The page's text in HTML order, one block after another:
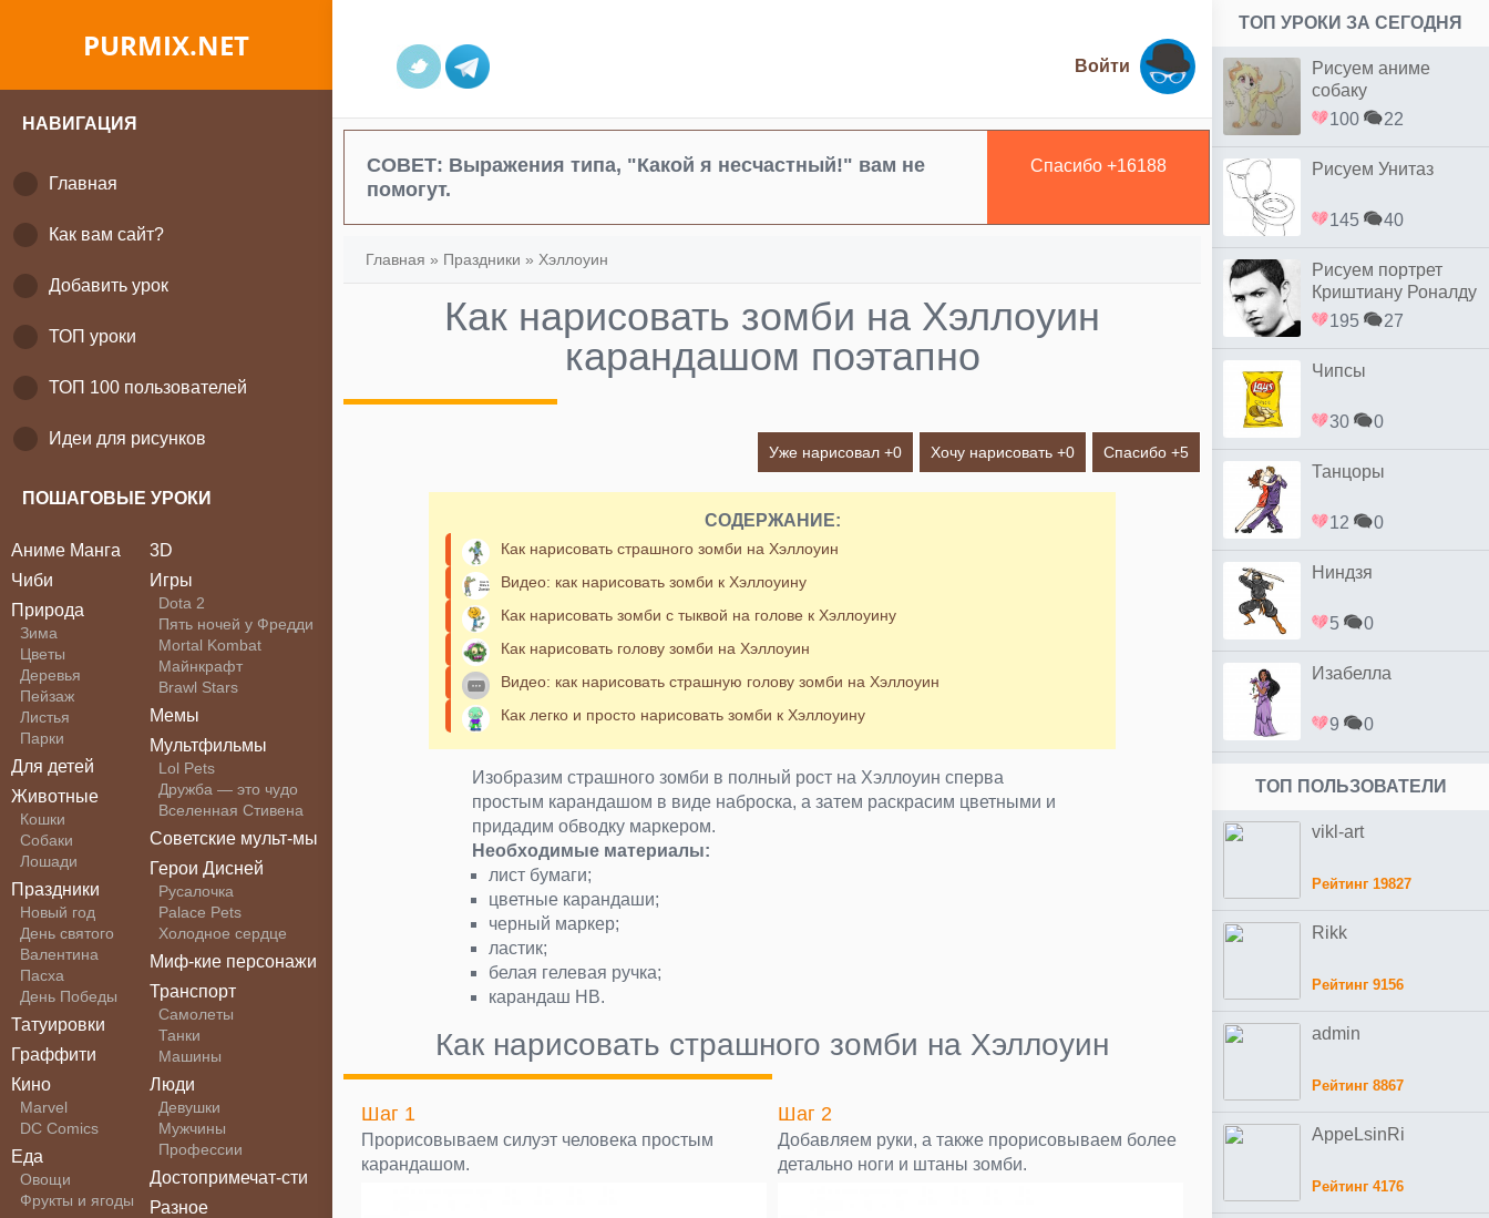
PURMIX.NET
НАВИГАЦИЯ
Главная
Как вам сайт?
Добавить урок
ТОП уроки
ТОП 100 пользователей
Идеи для рисунков
ПОШАГОВЫЕ УРОКИ
Аниме Манга
Чиби
Природа
Зима
Цветы
Деревья
Пейзаж
Листья
Парки
Для детей
Животные
Кошки
Собаки
Лошади
Праздники
Новый год
День святого
Валентина
Пасха
День Победы
Татуировки
Граффити
Кино
Marvel
DC Comics
Еда
Овощи
Фрукты и ягоды
3D
Игры
Dota 2
Пять ночей у Фредди
Mortal Kombat
Майнкрафт
Brawl Stars
Мемы
Мультфильмы
Lol Pets
Дружба — это чудо
Вселенная Стивена
Советские мульт-мы
Герои Дисней
Русалочка
Palace Pets
Холодное сердце
Миф-кие персонажи
Транспорт
Самолеты
Танки
Машины
Люди
Девушки
Мужчины
Профессии
Достопримечат-сти
Разное
Войти
СОВЕТ: Выражения типа, "Какой я несчастный!" вам не
помогут.
Спасибо +16188
Главная » Праздники » Хэллоуин
Как нарисовать зомби на Хэллоуин
карандашом поэтапно
Уже нарисовал +0 Хочу нарисовать +0 Спасибо +5
СОДЕРЖАНИЕ:
Как нарисовать страшного зомби на Хэллоуин
Видео: как нарисовать зомби к Хэллоуину
Как нарисовать зомби с тыквой на голове к Хэллоуину
Как нарисовать голову зомби на Хэллоуин
Видео: как нарисовать страшную голову зомби на Хэллоуин
Как легко и просто нарисовать зомби к Хэллоуину
Изобразим страшного зомби в полный рост на Хэллоуин сперва
простым карандашом в виде наброска, а затем раскрасим цветными и
придадим обводку маркером.
Необходимые материалы:
лист бумаги;
цветные карандаши;
черный маркер;
ластик;
белая гелевая ручка;
карандаш НВ.
Как нарисовать страшного зомби на Хэллоуин
Шаг 1
Прорисовываем силуэт человека простым
карандашом.
Шаг 2
Добавляем руки, а также прорисовываем более
детально ноги и штаны зомби.
ТОП УРОКИ ЗА СЕГОДНЯ
Рисуем аниме
собаку
100
22
Рисуем Унитаз
145 40
Рисуем портрет
Криштиану Роналду
простым
195 27
Чипсы
30 0
Танцоры
12 0
Ниндзя
5 0
Изабелла
9 0
ТОП ПОЛЬЗОВАТЕЛИ
vikl-art
Рейтинг 19827
Rikk
Рейтинг 9156
admin
Рейтинг 8867
AppeLsinRi
Рейтинг 4176